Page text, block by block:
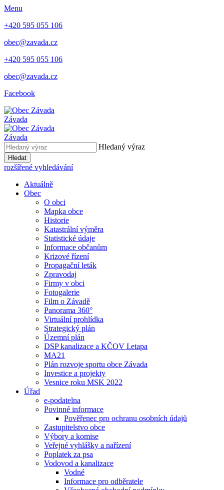
Menu
+420 595 055 106
obec@zavada.cz
+420 595 055 106
obec@zavada.cz
Facebook
Závada
Závada
Hledaný výraz
Hledat
rozšířené vyhledávání
Aktuálně
Obec
O obci
Mapka obce
Historie
Katastrální výměra
Statistické údaje
Informace občanům
Krizové řízení
Propagační leták
Zpravodaj
Firmy v obci
Fotogalerie
Film o Závadě
Panorama 360°
Virtuální prohlídka
Strategický plán
Územní plán
DSP kanalizace a KČOV I.etapa
MA21
Plán rozvoje sportu obce Závada
Investice a projekty
Vesnice roku MSK 2022
Úřad
e-podatelna
Povinné informace
Pověřenec pro ochranu osobních údajů
Zastupitelstvo obce
Výbory a komise
Veřejné vyhlášky a nařízení
Poplatek za psa
Vodovod a kanalizace
Vodné
Informace pro odběratele